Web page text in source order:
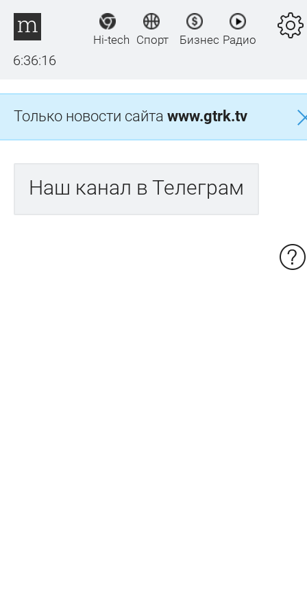
6:36:16
Hi-tech Спорт Бизнес Радио
Только новости сайта www.gtrk.tv
Наш канал в Телеграм